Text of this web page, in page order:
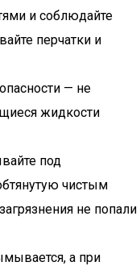
и соблюдайте
перчатки и
— не
жидкости
под
чистым
не попали
а при